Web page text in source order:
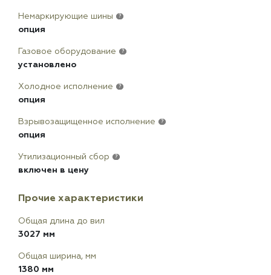
Немаркирующие шины ?
опция
Газовое оборудование ?
установлено
Холодное исполнение ?
опция
Взрывозащищенное исполнение ?
опция
Утилизационный сбор ?
включен в цену
Прочие характеристики
Общая длина до вил
3027 мм
Общая ширина, мм
1380 мм